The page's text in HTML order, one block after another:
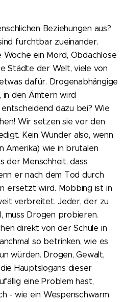
Beziehungen aus?
furchtbar zueinander.
ein Mord, Obdachlose
Städte der Welt, viele von
dafür. Drogenabhängige
den Ämtern wird
dazu bei? Wie
Wir setzen sie vor den
Kein Wunder also, wenn
Amerika) wie in brutalen
der Menschheit, dass
er nach dem Tod durch
ersetzt wird. Mobbing ist in
verbreitet. Jeder, der zu
muss Drogen probieren.
direkt von der Schule in
so betrinken, wie es
würden. Drogen, Gewalt,
Hauptslogans dieser
eine Problem hast,
- wie ein Wespenschwarm.